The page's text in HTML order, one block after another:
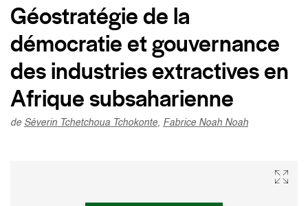
Géostratégie de la
démocratie et gouvernance
des industries extractives en
Afrique subsaharienne
de Séverin Tchetchoua Tchokonte, Fabrice Noah Noah